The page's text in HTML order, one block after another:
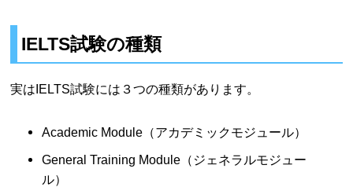
記4つの英語資格試験の違いを比較しつつ最近の同
行について考察していきたいと思います。・価格の
違い・目的の違い・受験者数・試験時間これらの比
IELTS試験の種類
実はIELTS試験には３つの種類があります。
Academic Module（アカデミックモジュール）
General Training Module（ジェネラルモジュー
ル）